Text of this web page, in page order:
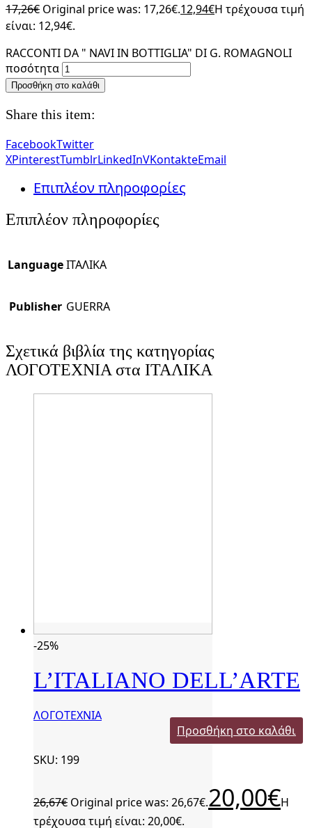
17,26€ Original price was: 17,26€.12,94€Η τρέχουσα τιμή
είναι: 12,94€.
RACCONTI DA " NAVI IN BOTTIGLIA" DI G. ROMAGNOLI
ποσότητα
Προσθήκη στο καλάθι
Share this item:
FacebookTwitter
XPinterestTumblrLinkedInVKontakteEmail
Επιπλέον πληροφορίες
Επιπλέον πληροφορίες
LanguageΙΤΑΛΙΚΑ
Publisher GUERRA
Σχετικά βιβλία της κατηγορίας
ΛΟΓΟΤΕΧΝΙΑ στα ΙΤΑΛΙΚΑ
-25%
L’ITALIANO DELL’ARTE
ΛΟΓΟΤΕΧΝΙΑ
Προσθήκη στο καλάθι
SKU: 199
26,67€ Original price was: 26,67€.20,00€Η
τρέχουσα τιμή είναι: 20,00€.